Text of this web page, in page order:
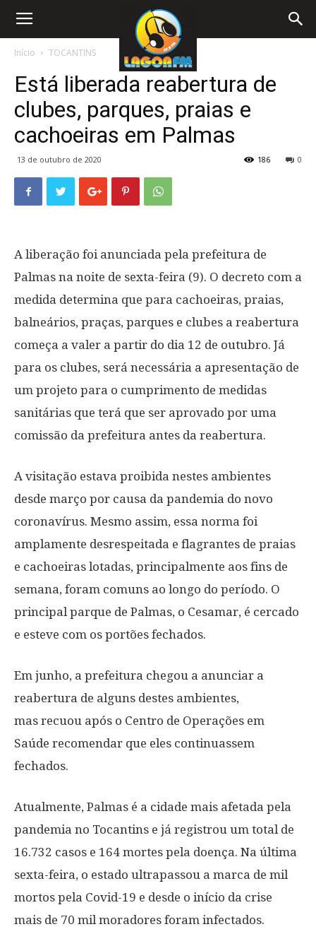
Início TOCANTINS
Está liberada reabertura de
clubes, parques, praias e
cachoeiras em Palmas
13 de outubro de 2020 0
186
A liberação foi anunciada pela prefeitura de
Palmas na noite de sexta-feira (9). O decreto com a
medida determina que para cachoeiras, praias,
balneários, praças, parques e clubes a reabertura
começa a valer a partir do dia 12 de outubro. Já
para os clubes, será necessária a apresentação de
um projeto para o cumprimento de medidas
sanitárias que terá que ser aprovado por uma
comissão da prefeitura antes da reabertura.
A visitação estava proibida nestes ambientes
desde março por causa da pandemia do novo
coronavírus. Mesmo assim, essa norma foi
amplamente desrespeitada e flagrantes de praias
e cachoeiras lotadas, principalmente aos fins de
semana, foram comuns ao longo do período. O
principal parque de Palmas, o Cesamar, é cercado
e esteve com os portões fechados.
Em junho, a prefeitura chegou a anunciar a
reabertura de alguns destes ambientes,
mas recuou após o Centro de Operações em
Saúde recomendar que eles continuassem
fechados.
Atualmente, Palmas é a cidade mais afetada pela
pandemia no Tocantins e já registrou um total de
16.732 casos e 164 mortes pela doença. Na última
sexta-feira, o estado ultrapassou a marca de mil
mortos pela Covid-19 e desde o início da crise
mais de 70 mil moradores foram infectados.